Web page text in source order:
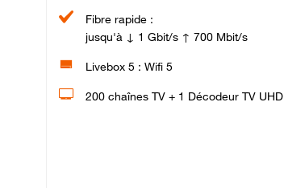
Fibre rapide :
jusqu'à ↓ 1 Gbit/s ↑ 700 Mbit/s
Livebox 5 : Wifi 5
200 chaînes TV + 1 Décodeur TV UHD